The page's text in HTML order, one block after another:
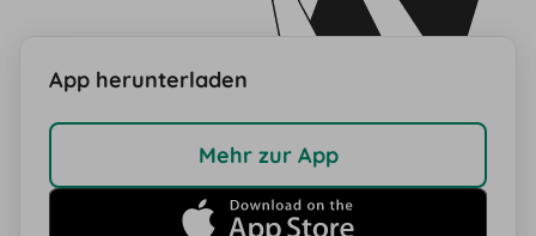
App herunterladen
Mehr zur App